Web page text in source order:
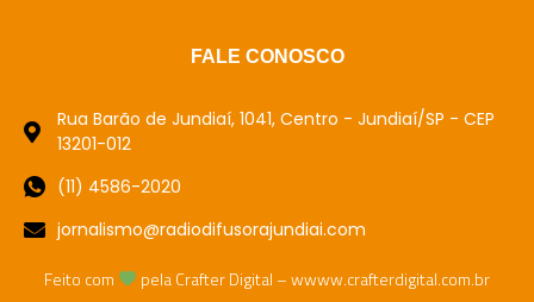
FALE CONOSCO
Rua Barão de Jundiaí, 1041, Centro - Jundiaí/SP - CEP
13201-012
(11) 4586-2020
jornalismo@radiodifusorajundiai.com
Feito com pela Crafter Digital – wwww.crafterdigital.com.br